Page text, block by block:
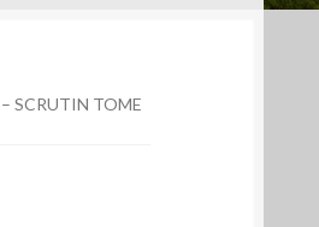
SCRUTIN TOME